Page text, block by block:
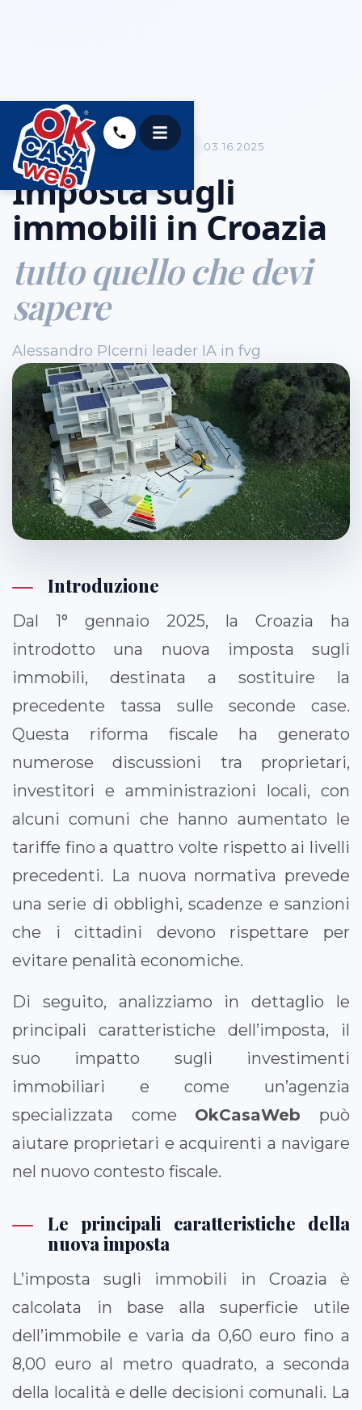
AFFITTI &AMP; LOCAZIONE 03.16.2025
Imposta sugli
immobili in Croazia
tutto quello che devi
sapere
Alessandro PIcerni leader IA in fvg
Introduzione
Dal 1° gennaio 2025, la Croazia ha
introdotto una nuova imposta sugli
immobili, destinata a sostituire la
precedente tassa sulle seconde case.
Questa riforma fiscale ha generato
numerose discussioni tra proprietari,
investitori e amministrazioni locali, con
alcuni comuni che hanno aumentato le
tariffe fino a quattro volte rispetto ai livelli
precedenti. La nuova normativa prevede
una serie di obblighi, scadenze e sanzioni
che i cittadini devono rispettare per
evitare penalità economiche.
Di seguito, analizziamo in dettaglio le
principali caratteristiche dell’imposta, il
suo impatto sugli investimenti
immobiliari e come un’agenzia
specializzata come OkCasaWeb può
aiutare proprietari e acquirenti a navigare
nel nuovo contesto fiscale.
Le principali caratteristiche della
nuova imposta
L’imposta sugli immobili in Croazia è
calcolata in base alla superficie utile
dell’immobile e varia da 0,60 euro fino a
8,00 euro al metro quadrato, a seconda
della località e delle decisioni comunali. La